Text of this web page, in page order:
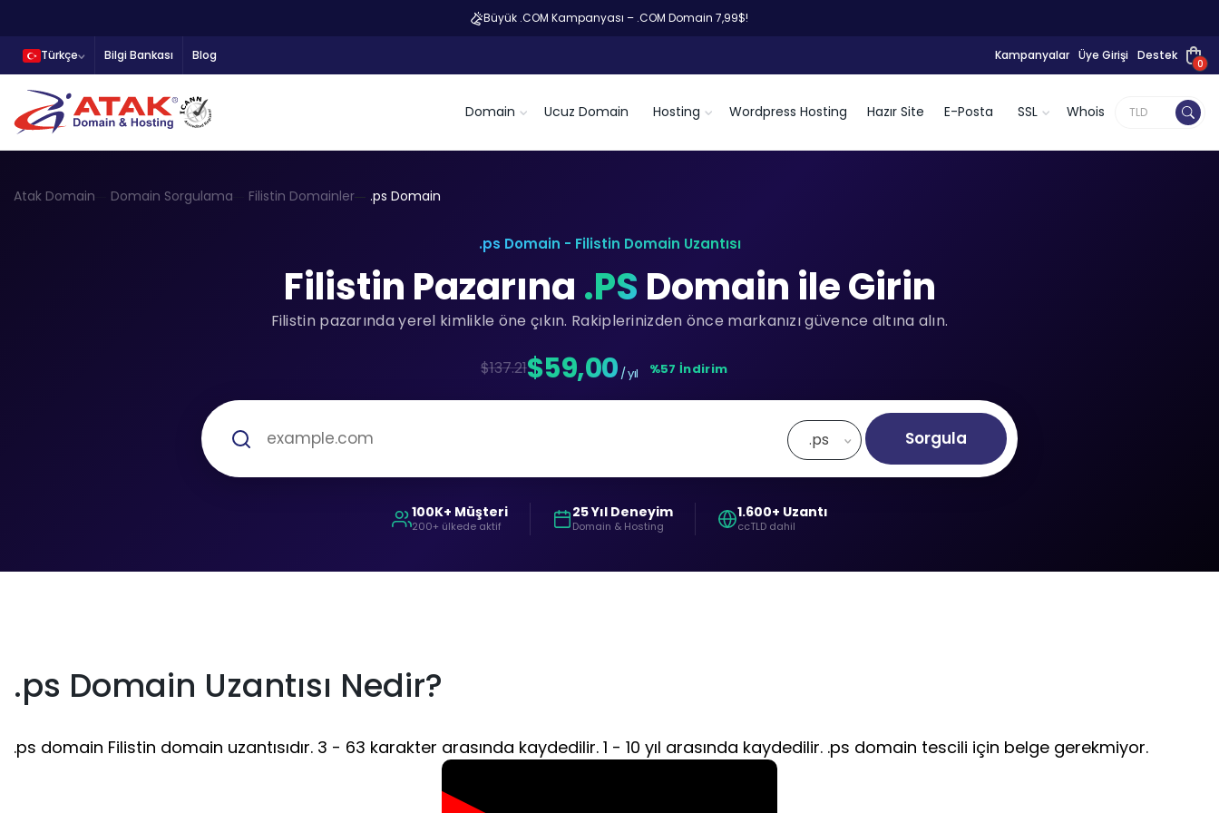
Büyük .COM Kampanyası – .COM Domain 7,99$!
Türkçe Bilgi Bankası Blog Kampanyalar Üye Girişi Destek
0
Domain Ucuz Domain Hosting Wordpress Hosting Hazır Site E-Posta SSL Whois
Atak Domain Domain Sorgulama Filistin Domainler .ps Domain
.ps Domain - Filistin Domain Uzantısı
Filistin Pazarına .PS Domain ile Girin
Filistin pazarında yerel kimlikle öne çıkın. Rakiplerinizden önce markanızı güvence altına alın.
$137.21$59,00 / yıl %57 İndirim
.ps Sorgula
100K+ Müşteri
200+ ülkede aktif
25 Yıl Deneyim
Domain & Hosting
1.600+ Uzantı
ccTLD dahil
.ps Domain Uzantısı Nedir?
.ps domain Filistin domain uzantısıdır. 3 - 63 karakter arasında kaydedilir. 1 - 10 yıl arasında kaydedilir. .ps domain tescili için belge gerekmiyor.